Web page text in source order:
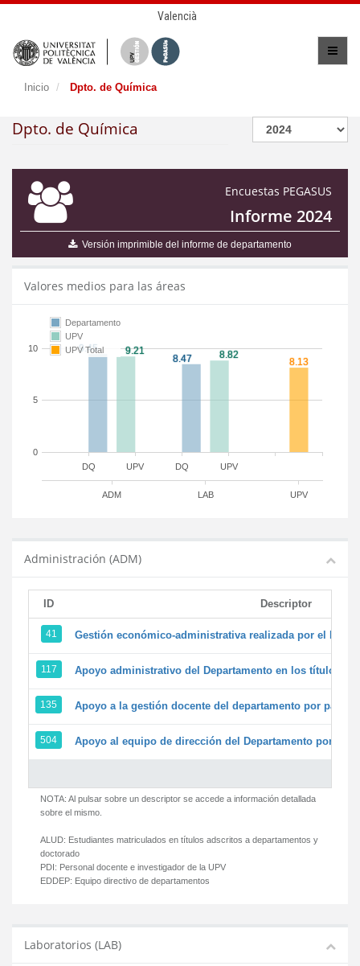
Valencià
Inicio Dpto. de Química
Dpto. de Química
Encuestas PEGASUS
Informe 2024
Versión imprimible del informe de departamento
Valores medios para las áreas
DQ DQ
UPV UPV
ADM LAB UPV
0
5
10
Departamento
UPV
UPV Total
Administración (ADM)
ID Descriptor
41 Gestión económico-administrativa realizada por el
117 Apoyo administrativo del Departamento en los títulos de
135 Apoyo a la gestión docente del departamento por parte
504 Apoyo al equipo de dirección del Departamento por
NOTA: Al pulsar sobre un descriptor se accede a información detallada
sobre el mismo.
ALUD: Estudiantes matriculados en títulos adscritos a departamentos y
doctorado
PDI: Personal docente e investigador de la UPV
EDDEP: Equipo directivo de departamentos
Laboratorios (LAB)